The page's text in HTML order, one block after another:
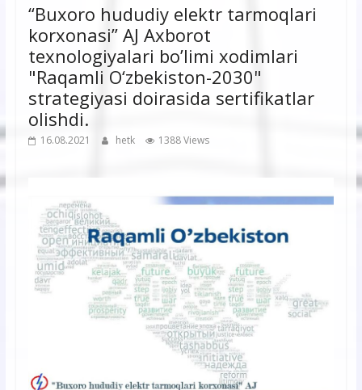
“Buxoro hududiy elektr tarmoqlari
korxonasi” AJ Axborot
texnologiyalari bo’limi xodimlari
"Raqamli O‘zbekiston-2030"
strategiyasi doirasida sertifikatlar
olishdi.
16.08.2021 hetk 1388 Views